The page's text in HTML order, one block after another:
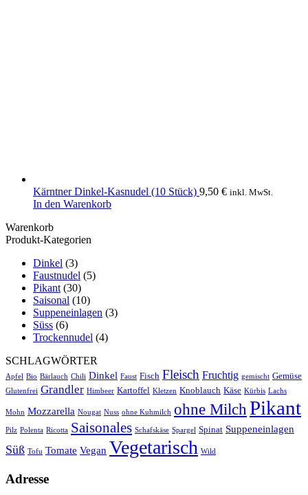
Kärntner Dinkel-Kasnudel (10 Stück) 9,50 € inkl. MwSt.
In den Warenkorb
Warenkorb
Produkt-Kategorien
Dinkel (3)
Faustnudel (5)
Pikant (30)
Saisonal (10)
Suppeneinlagen (3)
Süss (6)
Trockennudel (4)
SCHLAGWÖRTER
Apfel Bio Bärlauch Chili Dinkel Faust Fisch Fleisch Fruchtig gemischt Gemüse
Glutenfrei Grandler Himbeer Kartoffel Kletzen Knoblauch Käse Kürbis Lachs
Mohn Mozzarella Nougat Nuss ohne Kuhmilch ohne MilchPikant
Pilz Polenta Ricotta Saisonales Schafskäse Spargel Spinat Suppeneinlagen
Süß Tofu Tomate Vegan Vegetarisch Wild
Adresse